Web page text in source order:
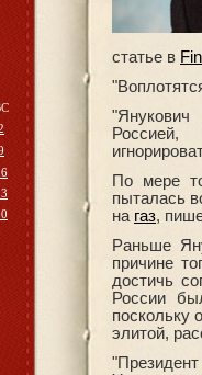
статье в
"Янукович
Россией,
По мере
пыталась
на газ,
Раньше
причине
достичь
России
поскольку
элитой,